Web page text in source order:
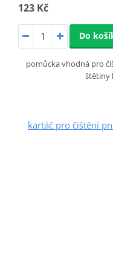
123 Kč
Do
pomůcka vhodná pro
štětiny
kartáč pro čištění